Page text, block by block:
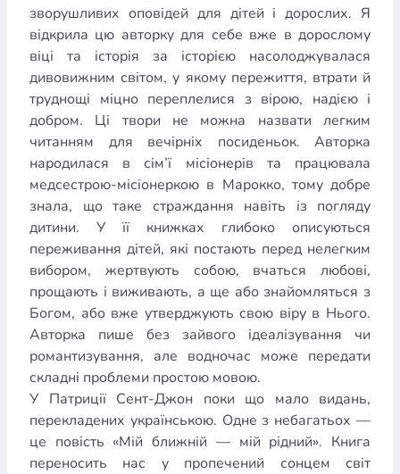
Богослов`я Шлюб і сім`яЮдаїзм
Супутні товари
Періодика
Аудіо Ручки кулькові
Галантерея
Закладки для книг
Футболки Брелоки Сумки
Біжутерія
Блокноти Щоденники / щотижневикиВироби з дерева
Вироби з кераміки і глини Вироби з сріблаКартини
Навчальні мапи
Шкіряні виробиМагнітиМеталеві
вироби Міні-лампи Наклейки Настільні ігри
Пакети
подарункові ПлакатиПластмасові вироби
Хустки
Подарункові карткиРозвиваючі ігриРепринтиСвічки
ЗошитиФотокартини Чохли на Библії Головні убори
Календарі
Канцелярскі товари
Комп`ютерні ігри
ЛистівкиСувенирна продукціяГодинникиПазли
Книга в комплекті
За додатковою інформацією дзвоніть за номером: +38
(097) 880-6379
Ми у Facebook
зворушливих оповідей для дітей і дорослих. Я
відкрила цю авторку для себе вже в дорослому
віці та історія за історією насолоджувалася
дивовижним світом, у якому пережиття, втрати й
труднощі міцно переплелися з вірою, надією і
добром. Ці твори не можна назвати легким
читанням для вечірніх посиденьок. Авторка
народилася в сім’ї місіонерів та працювала
медсестрою-місіонеркою в Марокко, тому добре
знала, що таке страждання навіть із погляду
дитини. У її книжках глибоко описуються
переживання дітей, які постають перед нелегким
вибором, жертвують собою, вчаться любові,
прощають і виживають, а ще або знайомляться з
Богом, або вже утверджують свою віру в Нього.
Авторка пише без зайвого ідеалізування чи
романтизування, але водночас може передати
складні проблеми простою мовою.
У Патриції Сент-Джон поки що мало видань,
перекладених українською. Одне з небагатьох —
це повість «Мій ближній — мій рідний». Книга
переносить нас у пропечений сонцем світ